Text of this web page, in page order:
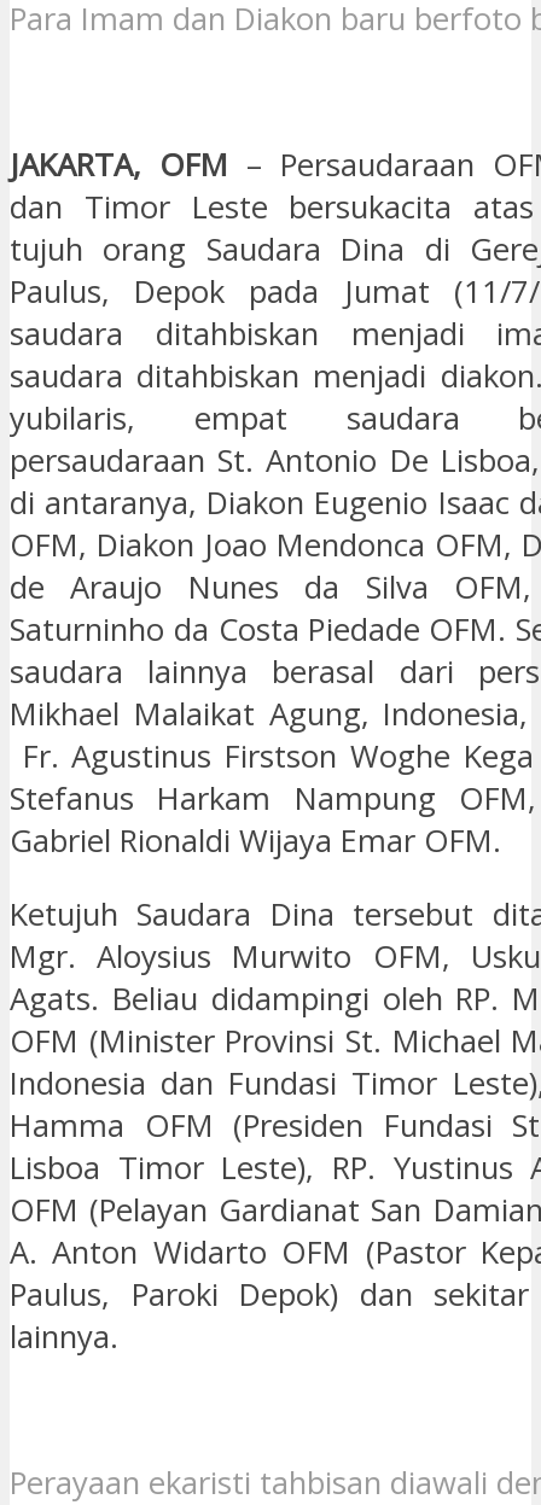
Para Imam dan Diakon baru berfoto
JAKARTA, OFM – Persaudaraan
dan Timor Leste bersukacita
tujuh orang Saudara Dina di
Paulus, Depok pada Jumat (11/
saudara ditahbiskan menjadi
saudara ditahbiskan menjadi
yubilaris, empat saudara
persaudaraan St. Antonio De
di antaranya, Diakon Eugenio Isaac
OFM, Diakon Joao Mendonca OFM,
de Araujo Nunes da Silva
Saturninho da Costa Piedade OFM.
saudara lainnya berasal dari
Mikhael Malaikat Agung,
Fr. Agustinus Firstson Woghe
Stefanus Harkam Nampung
Gabriel Rionaldi Wijaya Emar OFM.
Ketujuh Saudara Dina tersebut
Mgr. Aloysius Murwito OFM,
Agats. Beliau didampingi oleh RP.
OFM (Minister Provinsi St. Michael
Indonesia dan Fundasi Timor
Hamma OFM (Presiden Fundasi
Lisboa Timor Leste), RP. Yustinus
OFM (Pelayan Gardianat San
A. Anton Widarto OFM (Pastor
Paulus, Paroki Depok) dan
lainnya.
Perayaan ekaristi tahbisan diawali